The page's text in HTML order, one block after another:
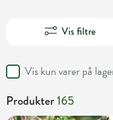
Vis filtre
Vis kun varer på
Produkter165